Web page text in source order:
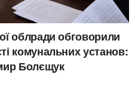
облради обговорили
комунальних установ:
Болєщук